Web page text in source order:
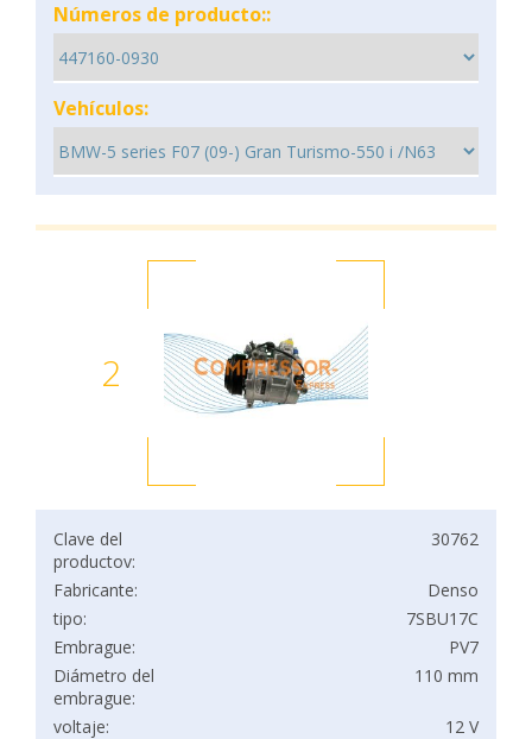
Números de producto::
Vehículos:
2
Clave del
productov:
30762
Fabricante:
Denso
tipo:
7SBU17C
Embrague:
PV7
Diámetro del
embrague:
110 mm
voltaje: 12 V